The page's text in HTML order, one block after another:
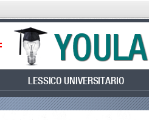
LESSICO UNIVERSITARIO